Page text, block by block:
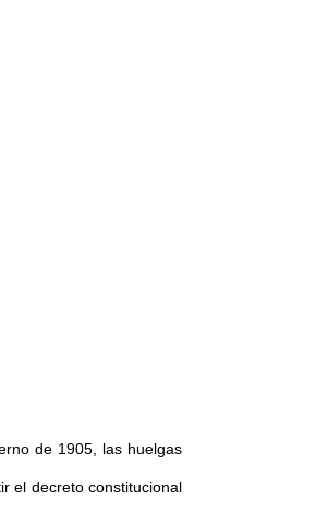
de 1905, las huelgas
el decreto constitucional